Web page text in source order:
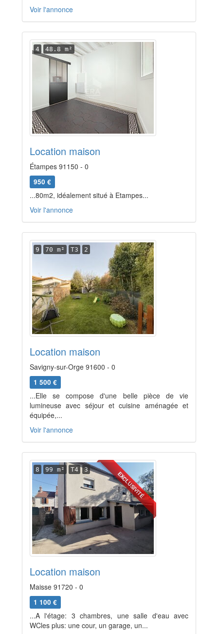
Voir l'annonce
4 48.8 m²
Location maison
Étampes 91150 - 0
950 €
...80m2, idéalement situé à Etampes...
Voir l'annonce
9 70 m² T3 2
Location maison
Savigny-sur-Orge 91600 - 0
1 500 €
...Elle se compose d'une belle pièce de vie
lumineuse avec séjour et cuisine aménagée et
équipée,...
Voir l'annonce
EXCLUSIVITÉ
8 99 m² T4 3
Location maison
Maisse 91720 - 0
1 100 €
...A l'étage: 3 chambres, une salle d'eau avec
WCles plus: une cour, un garage, un...